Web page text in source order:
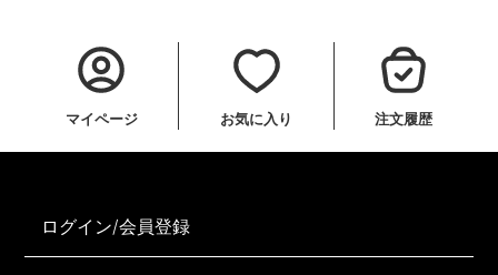
マイページ お気に入り 注文履歴
ログイン/会員登録